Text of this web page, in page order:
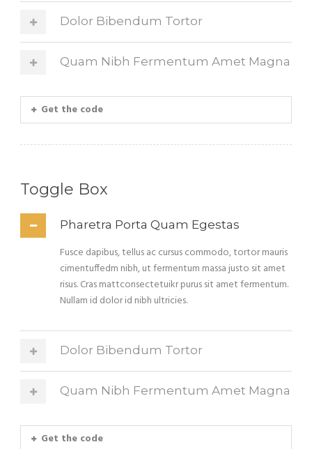
Dolor Bibendum Tortor
Quam Nibh Fermentum Amet Magna
Get the code
Toggle Box
Pharetra Porta Quam Egestas
Fusce dapibus, tellus ac cursus commodo, tortor mauris
cimentuffedm nibh, ut fermentum massa justo sit amet
risus. Cras mattconsectetuikr purus sit amet fermentum.
Nullam id dolor id nibh ultricies.
Dolor Bibendum Tortor
Quam Nibh Fermentum Amet Magna
Get the code